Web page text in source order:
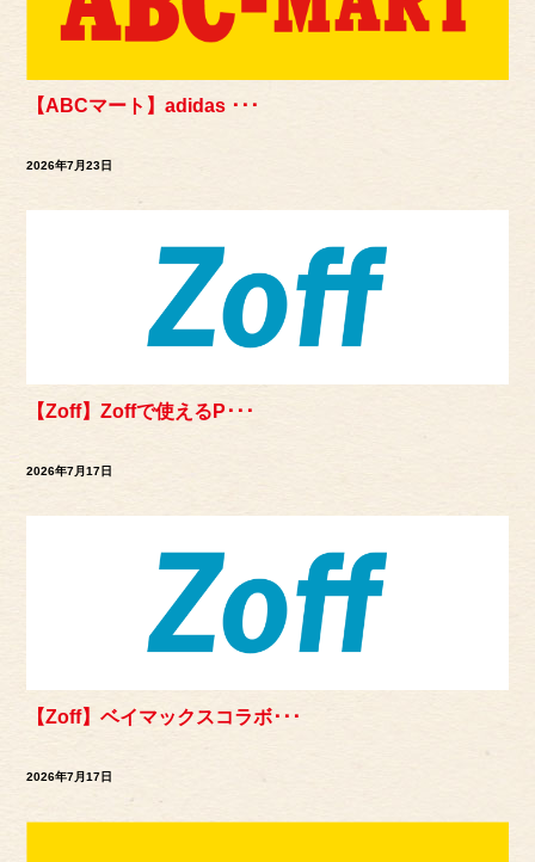
【ABCマート】adidas ･･･
2026年7月23日
【Zoff】Zoffで使えるP･･･
2026年7月17日
【Zoff】ベイマックスコラボ･･･
2026年7月17日